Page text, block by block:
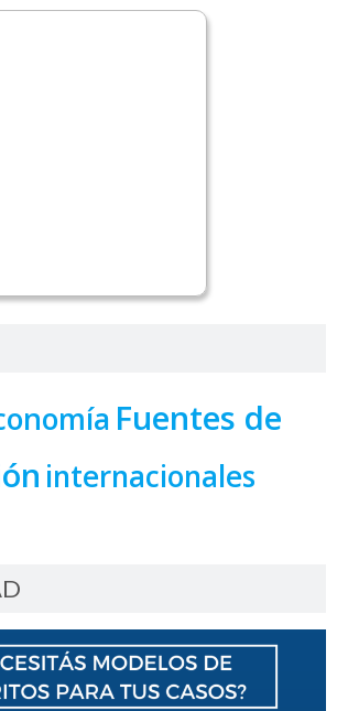
Fuentes de
internacionales